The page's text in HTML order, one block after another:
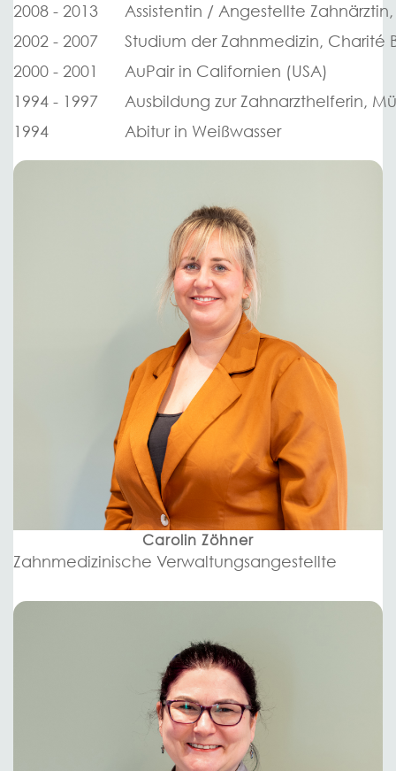
2008 - 2013
Assistentin / Angestellte Zahnärztin,
2002 - 2007
Studium der Zahnmedizin, Charité
2000 - 2001
AuPair in Californien (USA)
1994 - 1997
Ausbildung zur Zahnarzthelferin,
1994
Abitur in Weißwasser
Carolin Zöhner
Zahnmedizinische Verwaltungsangestellte